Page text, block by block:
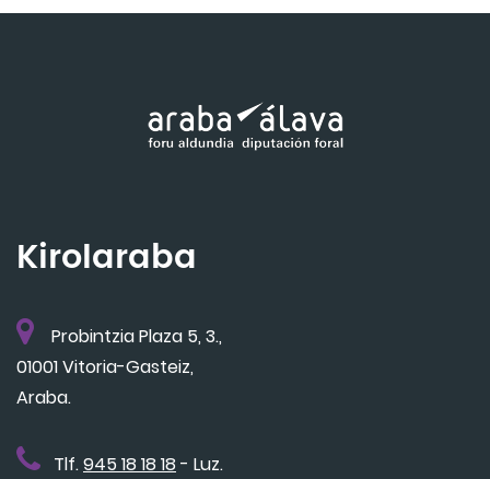
Kirolaraba
Probintzia Plaza 5, 3.,
01001 Vitoria-Gasteiz,
Araba.
Tlf.945 18 18 18 - Luz.